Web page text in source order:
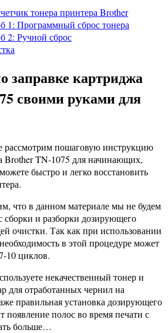
тонера принтера Brother
1: Программный сброс тонера
2: Ручной сброс
заправке картриджа
своими руками для
рассмотрим пошаговую инструкцию
Brother TN-1075 для начинающих,
быстро и легко восстановить
что в данном материале мы не будем
сборки и разборки дозирующего
очистки. Так как при использовании
в этой процедуре может
10 циклов.
некачественный тонер и
для отработанных чернил на
правильная установка дозирующего
появление полос во время печати с
больше…